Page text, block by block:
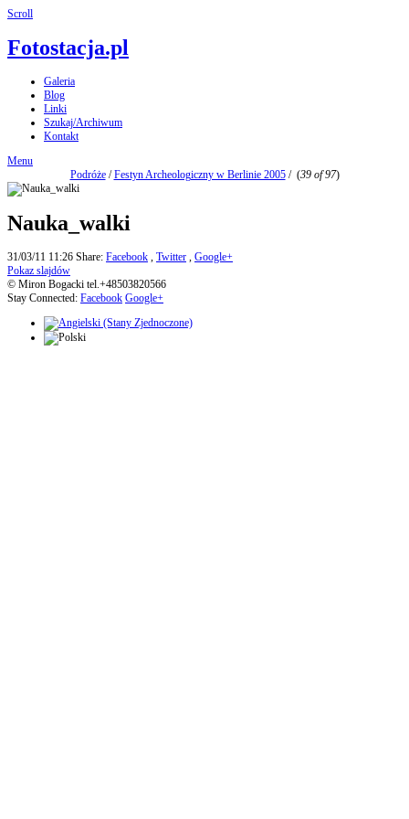
Scroll
Fotostacja.pl
Galeria
Blog
Linki
Szukaj/Archiwum
Kontakt
Menu
Podróże/Festyn Archeologiczny w Berlinie 2005/ (39 of 97)
Nauka_walki
31/03/11 11:26 Share: Facebook , Twitter , Google+
Pokaz slajdów
© Miron Bogacki tel.+48503820566
Stay Connected: Facebook Google+